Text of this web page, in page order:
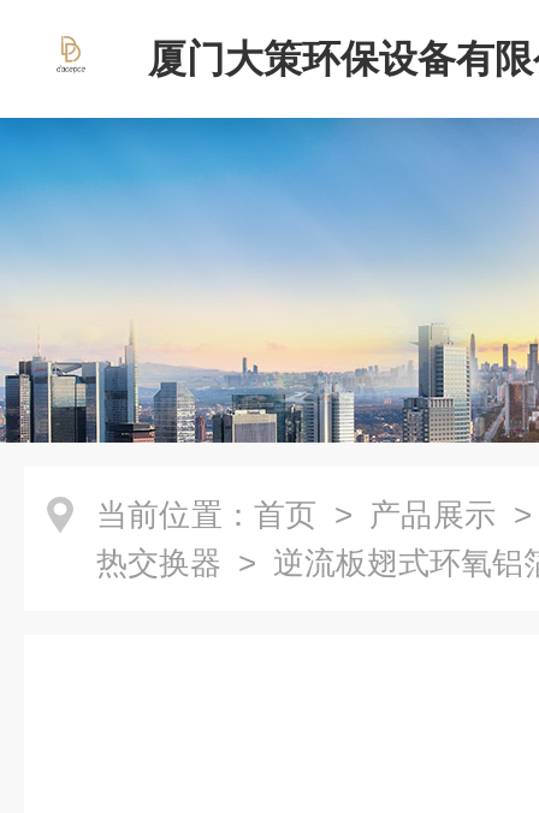
厦门大策环保设备有
当前位置： 首页 > 产品展示
热交换器 > 逆流板翅式环氧铝